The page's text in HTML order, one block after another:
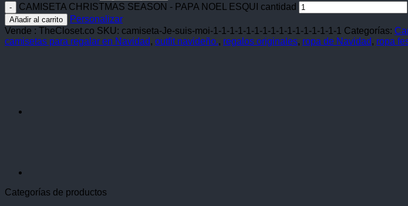
CAMISETA CHRISTMAS SEASON - PAPA NOEL ESQUI cantidad
Añadir al carrito
Personalizar
Vende : TheCloset.co SKU: camiseta-Je-suis-moi-1-1-1-1-1-1-1-1-1-1-1-1-1-1-1-1 Categorías:
camisetas para regalar en Navidad, outfit navideño., regalos originales, ropa de Navidad, ropa
Categorías de productos